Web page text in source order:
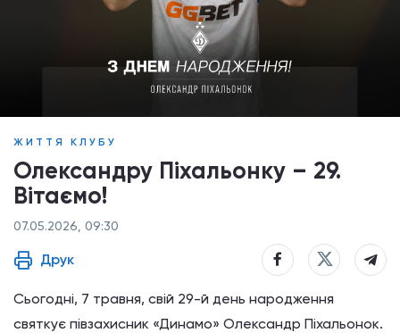
ЖИТТЯ КЛУБУ
Олександру Піхальонку – 29.
Вітаємо!
07.05.2026, 09:30
Друк
Сьогодні, 7 травня, свій 29-й день народження
святкує півзахисник «Динамо» Олександр Піхальонок.